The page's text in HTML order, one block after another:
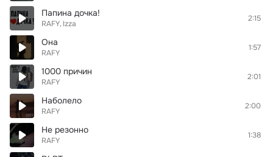
Папина дочка!
RAFY Izza
2:15
Она
RAFY
1:57
1000 причин
RAFY
2:01
Наболело
RAFY
2:00
Не резонно
RAFY
1:38